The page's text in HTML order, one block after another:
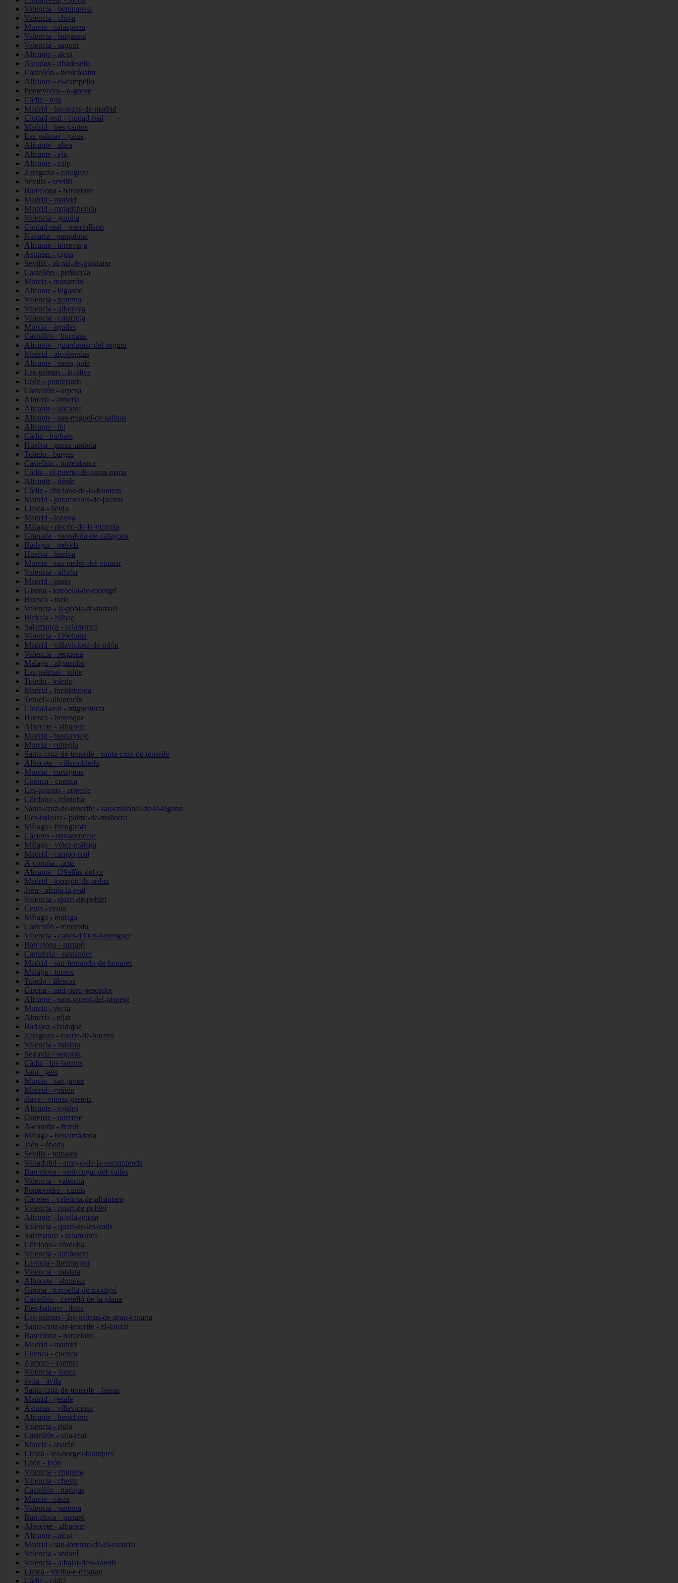
Valencia - beniparrell
Valencia - chiva
Murcia - calasparra
Valencia - burjassot
Valencia - sagunt
Alicante - alcoi
Asturias - ribadesella
Castellón - benicàssim
Alicante - el-campello
Pontevedra - o-grove
Cádiz - rota
Madrid - las-rozas-de-madrid
Ciudad-real - ciudad-real
Madrid - tres-cantos
Las-palmas - yaiza
Alicante - altea
Alicante - elx
Alicante - calp
Zaragoza - zaragoza
Sevilla - sevilla
Barcelona - barcelona
Madrid - madrid
Madrid - majadahonda
Valencia - gandia
Ciudad-real - puertollano
Navarra - pamplona
Alicante - torrevieja
Asturias - gijón
Sevilla - alcalá-de-guadaíra
Castellón - peñíscola
Murcia - mazarrón
Alicante - bigastro
Valencia - paterna
Valencia - alboraya
Valencia - catarroja
Murcia - águilas
Castellón - burriana
Alicante - guardamar-del-segura
Madrid - alcobendas
Alicante - santa-pola
Las-palmas - la-oliva
León - ponferrada
Castellón - orpesa
Almería - almería
Alicante - alicante
Alicante - san-miguel-de-salinas
Alicante - ibi
Cádiz - barbate
Huelva - punta-umbría
Toledo - bargas
Castellón - torreblanca
Cádiz - el-puerto-de-santa-maría
Alicante - dénia
Cádiz - chiclana-de-la-frontera
Madrid - paracuellos-de-jarama
Lleida - lleida
Madrid - lozoya
Málaga - rincón-de-la-victoria
Granada - moraleda-de-zafayona
Badajoz - mérida
Huelva - huelva
Murcia - san-pedro-del-pinatar
Valencia - alfafar
Madrid - pinto
Girona - torroella-de-montgrí
Huesca - torla
Valencia - la-pobla-de-farnals
Bizkaia - bilbao
Salamanca - salamanca
Valencia - l39eliana
Madrid - villaviciosa-de-odón
Valencia - requena
Málaga - algarrobo
Las-palmas - telde
Toledo - toledo
Madrid - fuenlabrada
Teruel - albarracín
Ciudad-real - miguelturra
Huesca - benasque
Albacete - albacete
Madrid - bustarviejo
Murcia - cehegín
Santa-cruz-de-tenerife - santa-cruz-de-tenerife
Albacete - villarrobledo
Murcia - cartagena
Cuenca - cuenca
Las-palmas - arrecife
Córdoba - córdoba
Santa-cruz-de-tenerife - san-cristóbal-de-la-laguna
Illes-balears - palma-de-mallorca
Málaga - fuengirola
Cáceres - navaconcejo
Málaga - vélez-málaga
Madrid - campo-real
A-coruña - noia
Alicante - l39alfàs-del-pi
Madrid - torrejón-de-ardoz
Jaén - alcalá-la-real
Valencia - quart-de-poblet
Ceuta - ceuta
Málaga - málaga
Castellón - moncofa
Valencia - canet-d39en-berenguer
Barcelona - mataró
Cantabria - santander
Madrid - san-fernando-de-henares
Málaga - torrox
Toledo - illescas
Girona - sant-pere-pescador
Alicante - sant-vicent-del-raspeig
Murcia - yecla
Almería - níjar
Badajoz - badajoz
Zaragoza - cuarte-de-huerva
Valencia - mislata
Segovia - segovia
Cádiz - los-barrios
Jaén - jaén
Murcia - san-javier
Madrid - griñón
álava - vitoria-gasteiz
Alicante - rojales
Ourense - ourense
A-coruña - ferrol
Málaga - benalmádena
Jaén - úbeda
Sevilla - tomares
Valladolid - arroyo-de-la-encomienda
Barcelona - sant-cugat-del-vallès
Valencia - valencia
Pontevedra - cuntis
Cáceres - valencia-de-alcántara
Valencia - quart-de-poblet
Alicante - la-vila-joiosa
Valencia - quart-de-les-valls
Salamanca - salamanca
Córdoba - córdoba
Valencia - almàssera
La-rioja - fuenmayor
Valencia - mislata
Albacete - almansa
Girona - torroella-de-montgrí
Castellón - castelló-de-la-plana
Illes-balears - ibiza
Las-palmas - las-palmas-de-gran-canaria
Santa-cruz-de-tenerife - el-sauzal
Barcelona - barcelona
Madrid - madrid
Cuenca - cuenca
Zamora - zamora
Valencia - sueca
ávila - ávila
Santa-cruz-de-tenerife - fasnia
Madrid - getafe
Asturias - villaviciosa
Alicante - benidorm
Valencia - riola
Castellón - vila-real
Murcia - abarán
Lleida - les-borges-blanques
León - león
Valencia - enguera
Valencia - cheste
Castellón - navajas
Murcia - cieza
Valencia - paterna
Barcelona - mataró
Albacete - albacete
Alicante - alcoi
Madrid - san-lorenzo-de-el-escorial
Valencia - sedaví
Valencia - albalat-dels-sorells
Lleida - vielha-e-mijaran
Cádiz - cádiz